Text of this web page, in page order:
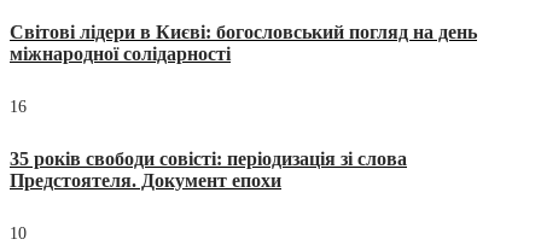
Світові лідери в Києві: богословський погляд на день
міжнародної солідарності
16
35 років свободи совісті: періодизація зі слова
Предстоятеля. Документ епохи
10